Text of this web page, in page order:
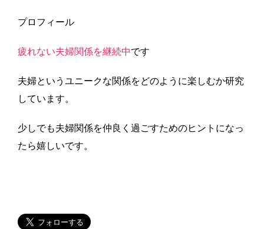
プロフィール
疲れない夫婦関係を継続中です
夫婦というユニークな関係をどのように楽しむか研究
しています。
少しでも夫婦関係を仲良く過ごすためのヒントになっ
たら嬉しいです。